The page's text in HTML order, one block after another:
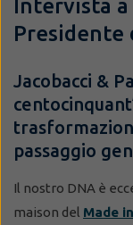
Intervista a
Presidente
Jacobacci &
passaggio
Il nostro DNA è
maison del Made